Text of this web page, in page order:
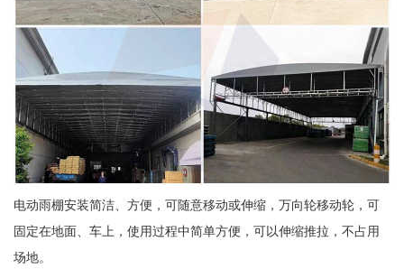
电动雨棚安装简洁、方便，可随意移动或伸缩，万向轮移动轮，可
固定在地面、车上，使用过程中简单方便，可以伸缩推拉，不占用
场地。